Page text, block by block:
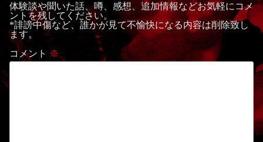
体験談や聞いた話、噂、感想、追加情報などお気軽にコメ
ントを残してください。
*誹謗中傷など、誰かが見て不愉快になる内容は削除致し
ます。
コメント ※